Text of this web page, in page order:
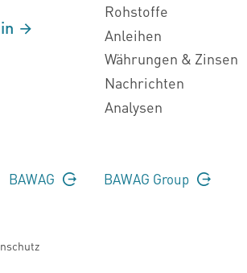
Rohstoffe
Anleihen
Währungen & Zinsen
Nachrichten
Analysen
BAWAG BAWAG Group